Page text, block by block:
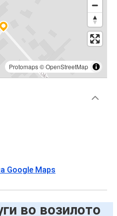
Protomaps©OpenStreetMap
Google Maps
во возилото